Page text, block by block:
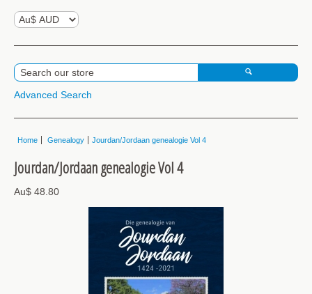
Advanced Search
Home Genealogy Jourdan/Jordaan genealogie Vol 4
Jourdan/Jordaan genealogie Vol 4
Au$ 48.80